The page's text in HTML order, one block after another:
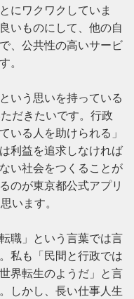
にワクワクしていま
いものにして、他の自
、公共性の高いサービ
。
いう思いを持っている
だきたいです。行政
いる人を助けられる」
利益を追求しなければ
い社会をつくることが
のが東京都公式アプリ
います。
職」という言葉では言
私も「民間と行政では
界転生のようだ」と言
しかし、長い仕事人生